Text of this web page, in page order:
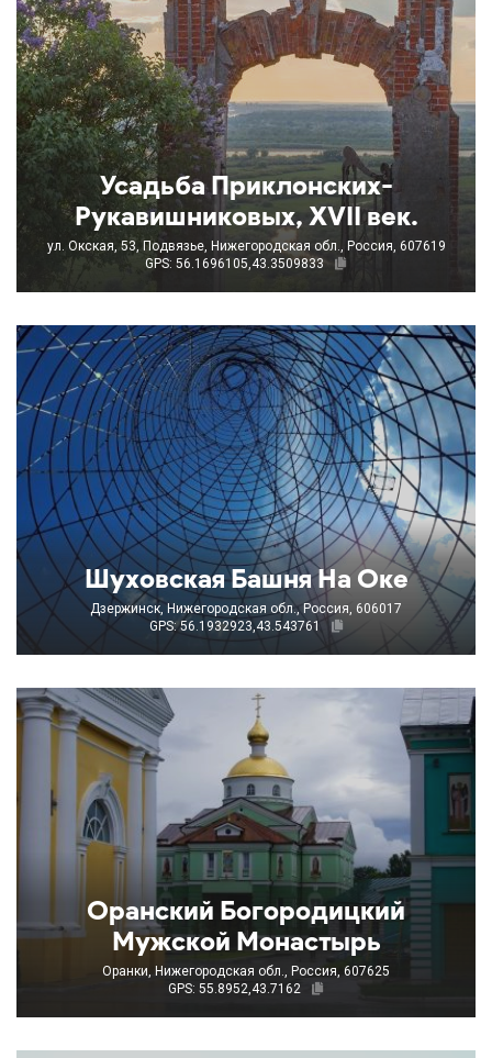
Усадьба Приклонских-
Рукавишниковых, XVII век.
ул. Окская, 53, Подвязье, Нижегородская обл., Россия, 607619
GPS: 56.1696105,43.3509833
Шуховская Башня На Оке
Дзержинск, Нижегородская обл., Россия, 606017
GPS: 56.1932923,43.543761
Оранский Богородицкий
Мужской Монастырь
Оранки, Нижегородская обл., Россия, 607625
GPS: 55.8952,43.7162